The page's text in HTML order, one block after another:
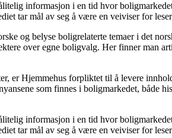
informasjon i en tid hvor
tar mål av seg å være en veiviser for
og belyse boligrelaterte temaer i det
over egne boligvalg. Her finner man
er Hjemmehus forpliktet til å levere
som finnes i boligmarkedet, både
informasjon i en tid hvor
tar mål av seg å være en veiviser for